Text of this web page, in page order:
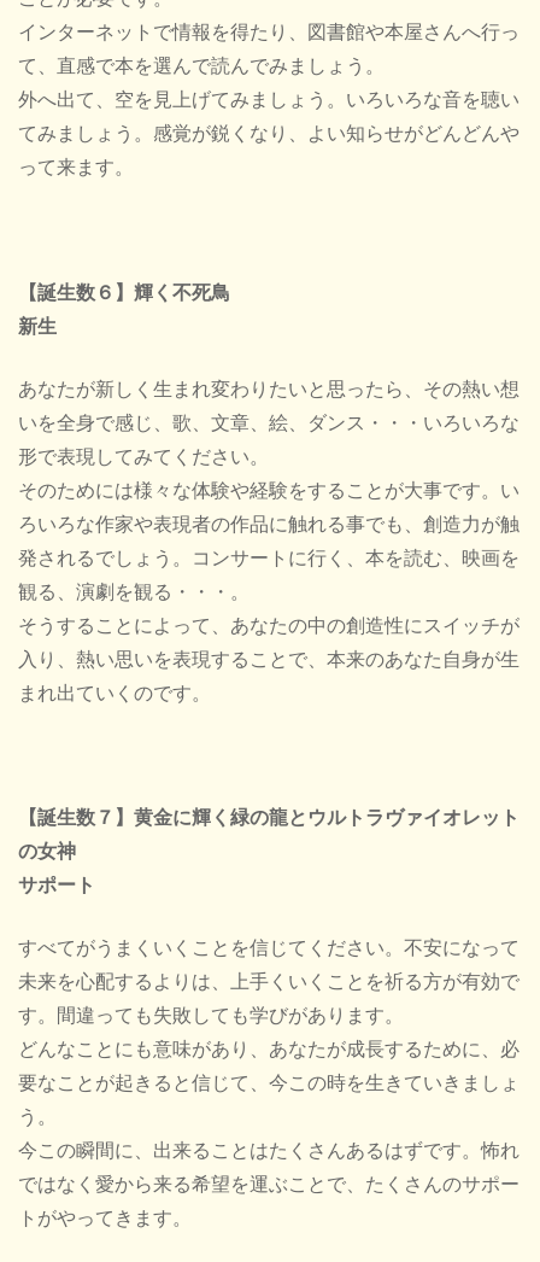
インターネットで情報を得たり、図書館や本屋さんへ行っ
て、直感で本を選んで読んでみましょう。
外へ出て、空を見上げてみましょう。いろいろな音を聴い
てみましょう。感覚が鋭くなり、よい知らせがどんどんや
って来ます。
【誕生数６】輝く不死鳥
新生
あなたが新しく生まれ変わりたいと思ったら、その熱い想
いを全身で感じ、歌、文章、絵、ダンス・・・いろいろな
形で表現してみてください。
そのためには様々な体験や経験をすることが大事です。い
ろいろな作家や表現者の作品に触れる事でも、創造力が触
発されるでしょう。コンサートに行く、本を読む、映画を
観る、演劇を観る・・・。
そうすることによって、あなたの中の創造性にスイッチが
入り、熱い思いを表現することで、本来のあなた自身が生
まれ出ていくのです。
【誕生数７】黄金に輝く緑の龍とウルトラヴァイオレット
の女神
サポート
すべてがうまくいくことを信じてください。不安になって
未来を心配するよりは、上手くいくことを祈る方が有効で
す。間違っても失敗しても学びがあります。
どんなことにも意味があり、あなたが成長するために、必
要なことが起きると信じて、今この時を生きていきましょ
う。
今この瞬間に、出来ることはたくさんあるはずです。怖れ
ではなく愛から来る希望を運ぶことで、たくさんのサポー
トがやってきます。